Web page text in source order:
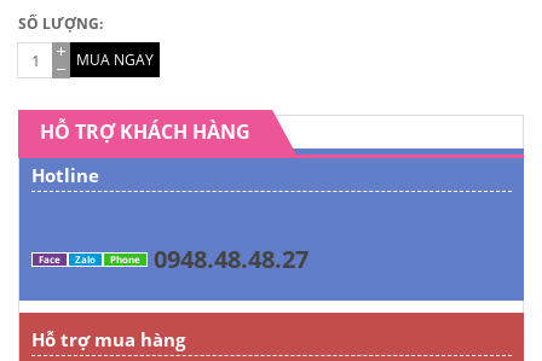
SỐ LƯỢNG:
MUA NGAY
HỖ TRỢ KHÁCH HÀNG
Hotline
Face Zalo Phone 0948.48.48.27
Hỗ trợ mua hàng